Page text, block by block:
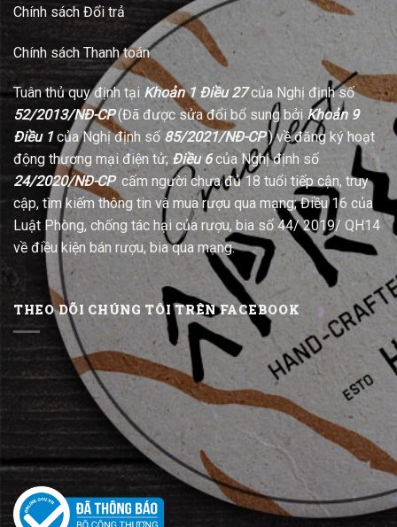
Chính sách Đổi trả
Chính sách Thanh toán
Tuân thủ quy định tại Khoản 1 Điều 27của Nghị định số
52/2013/NĐ-CP(Đã được sửa đổi bổ sung bởi Khoản 9
Điều 1của Nghị định số 85/2021/NĐ-CP) về đăng ký hoạt
động thương mại điện tử; Điều 6của Nghị định số
24/2020/NĐ-CPcấm người chưa đủ 18 tuổi tiếp cận, truy
cập, tìm kiếm thông tin và mua rượu qua mạng; Điều 16 của
Luật Phòng, chống tác hại của rượu, bia số 44/ 2019/ QH14
về điều kiện bán rượu, bia qua mạng.
THEO DÕI CHÚNG TÔI TRÊN FACEBOOK